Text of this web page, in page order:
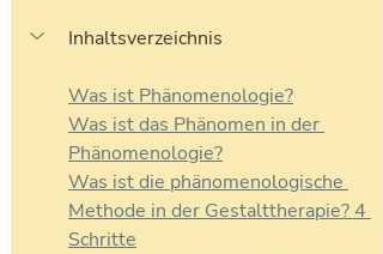
Inhaltsverzeichnis
Was ist Phänomenologie?
Was ist das Phänomen in der
Phänomenologie?
Was ist die phänomenologische
Methode in der Gestalttherapie? 4
Schritte